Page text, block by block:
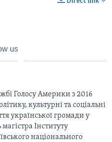
us
Голосу Америки з 2016
культурні та соціальні
української громади у
Інституту
національного